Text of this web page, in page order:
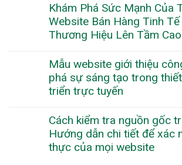
Khám Phá Sức Mạnh Của
Website Bán Hàng Tinh
Thương Hiệu Lên Tầm
Mẫu website giới thiệu
phá sự sáng tạo trong
triển trực tuyến
Cách kiểm tra nguồn gốc
Hướng dẫn chi tiết để xác
thực của mọi website